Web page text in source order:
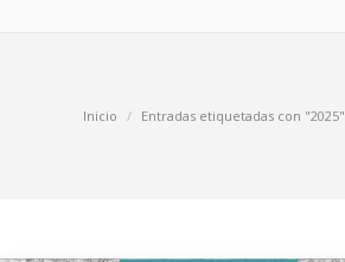
Inicio Entradas etiquetadas con "2025"